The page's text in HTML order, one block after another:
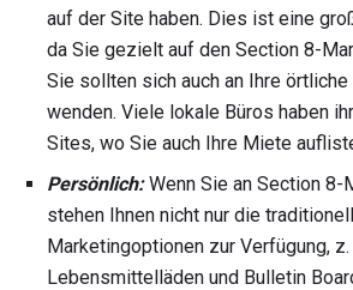
auf der Site haben. Dies ist eine
da Sie gezielt auf den Section 8-
Sie sollten sich auch an Ihre
wenden. Viele lokale Büros haben
Sites, wo Sie auch Ihre Miete
Persönlich:Wenn Sie an Section 8-
stehen Ihnen nicht nur die
Marketingoptionen zur Verfügung, z.
Lebensmittelläden und Bulletin